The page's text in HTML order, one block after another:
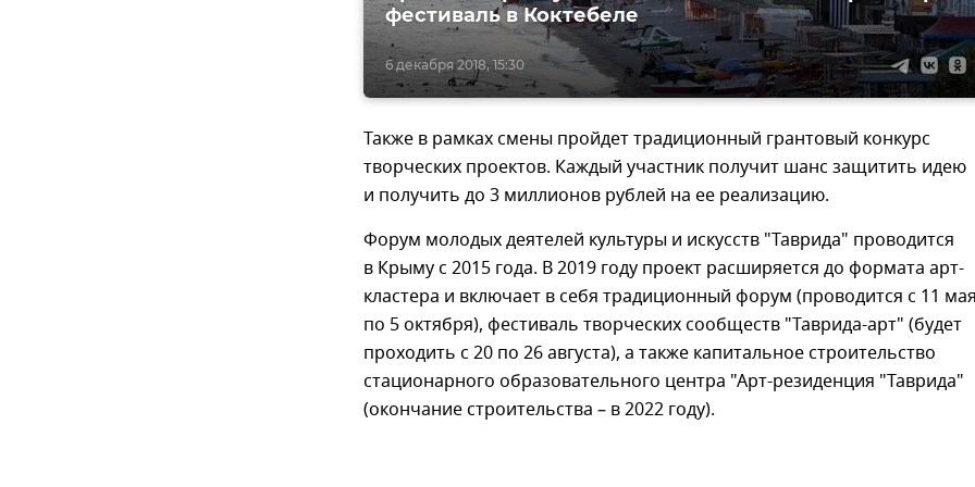
6 декабря 2018, 15:30
фестиваль в Коктебеле
Также в рамках смены пройдет традиционный грантовый конкурс
творческих проектов. Каждый участник получит шанс защитить идею
и получить до 3 миллионов рублей на ее реализацию.
Форум молодых деятелей культуры и искусств "Таврида" проводится
в Крыму с 2015 года. В 2019 году проект расширяется до формата арт-
кластера и включает в себя традиционный форум (проводится с 11
по 5 октября), фестиваль творческих сообществ "Таврида-арт" (будет
проходить с 20 по 26 августа), а также капитальное строительство
стационарного образовательного центра "Арт-резиденция "Таврида"
(окончание строительства – в 2022 году).